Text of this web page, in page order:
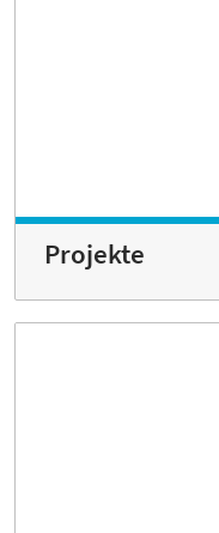
Projekte